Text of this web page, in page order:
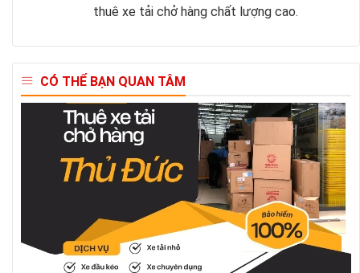
thuê xe tải chở hàng chất lượng cao.
CÓ THỂ BẠN QUAN TÂM